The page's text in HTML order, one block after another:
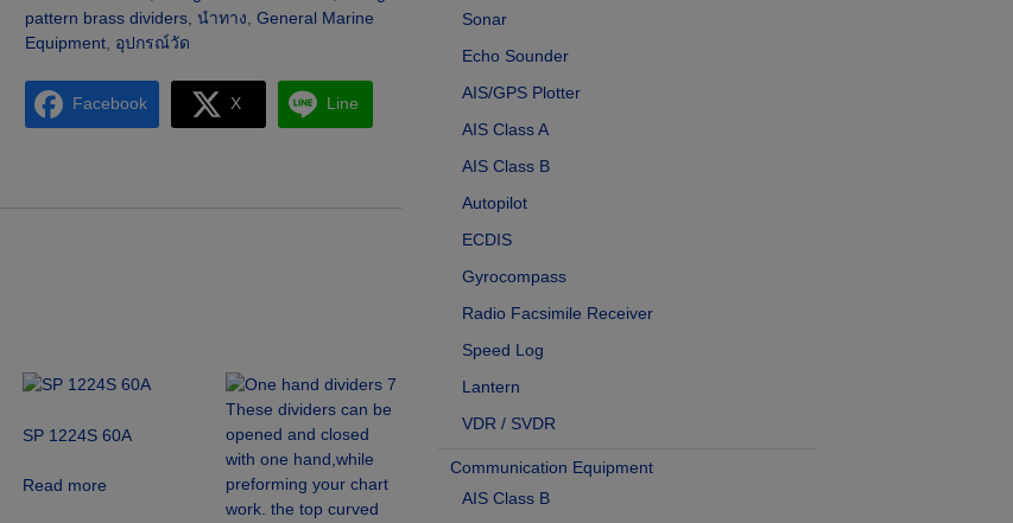
pattern brass dividers, นำทาง General Marine
Equipment, อุปกรณ์วัด
Facebook X Line
SP 1224S 60A
Read more
Sonar
Echo Sounder
AIS/GPS Plotter
AIS Class A
AIS Class B
Autopilot
ECDIS
Gyrocompass
Radio Facsimile Receiver
Speed Log
Lantern
VDR / SVDR
Communication Equipment
AIS Class B